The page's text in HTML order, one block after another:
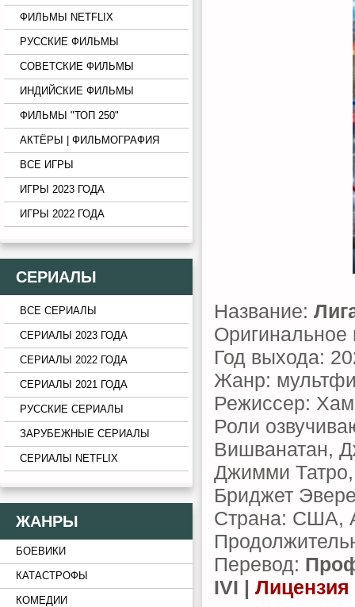
ФИЛЬМЫ NETFLIX
РУССКИЕ ФИЛЬМЫ
СОВЕТСКИЕ ФИЛЬМЫ
ИНДИЙСКИЕ ФИЛЬМЫ
ФИЛЬМЫ "ТОП 250"
АКТЁРЫ | ФИЛЬМОГРАФИЯ
ВСЕ ИГРЫ
ИГРЫ 2023 ГОДА
ИГРЫ 2022 ГОДА
СЕРИАЛЫ
ВСЕ СЕРИАЛЫ
СЕРИАЛЫ 2023 ГОДА
СЕРИАЛЫ 2022 ГОДА
СЕРИАЛЫ 2021 ГОДА
РУССКИЕ СЕРИАЛЫ
ЗАРУБЕЖНЫЕ СЕРИАЛЫ
СЕРИАЛЫ NETFLIX
ЖАНРЫ
БОЕВИКИ
КАТАСТРОФЫ
КОМЕДИИ
Название:
Оригинальное
Год выхода:
Жанр:
Режиссер:
Роли
Вишванатан,
Джимми
Бриджет
Страна: США,
Перевод:
IVI | Лицензия